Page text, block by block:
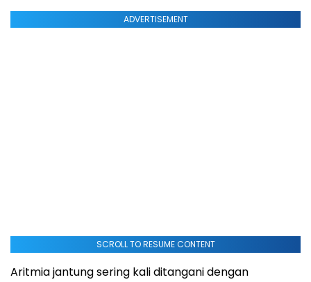
ADVERTISEMENT
SCROLL TO RESUME CONTENT
Aritmia jantung sering kali ditangani dengan